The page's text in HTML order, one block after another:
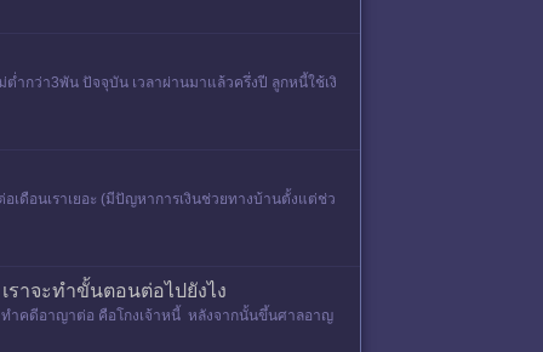
ำกว่า3พัน ปัจจุบัน เวลาผ่านมาแล้วครึ่งปี ลูกหนี้ใช้เงิ
เดือนเราเยอะ (มีปัญหาการเงินช่วยทางบ้านตั้งแต่ช่ว
าจะทำขั้นตอนต่อไปยังไง
ำคดีอาญาต่อ คือโกงเจ้าหนี้ หลังจากนั้นขึ้นศาลอาญ